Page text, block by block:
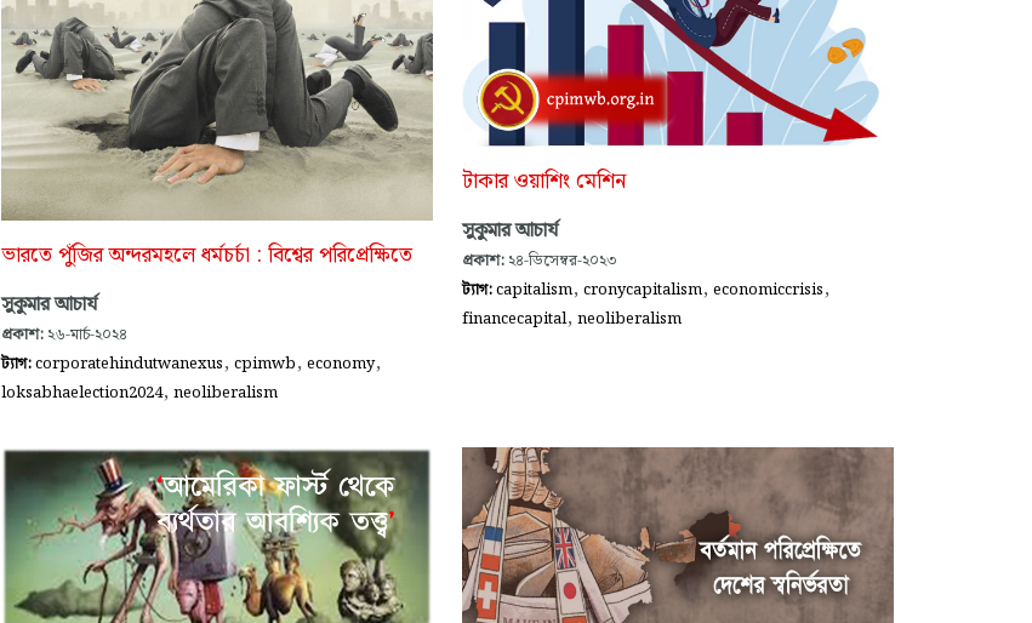
ভারতে পুঁজির অন্দরমহলে ধর্মচর্চা : বিশ্বের পরিপ্রেক্ষিতে
সুকুমার আচার্য
প্রকাশ: ২৬-মার্চ-২০২৪
ট্যাগ:corporatehindutwanexus, cpimwb, economy,
loksabhaelection2024, neoliberalism
টাকার ওয়াশিং মেশিন
সুকুমার আচার্য
প্রকাশ: ২৪-ডিসেম্বর-২০২৩
ট্যাগ:capitalism, cronycapitalism, economiccrisis,
financecapital, neoliberalism